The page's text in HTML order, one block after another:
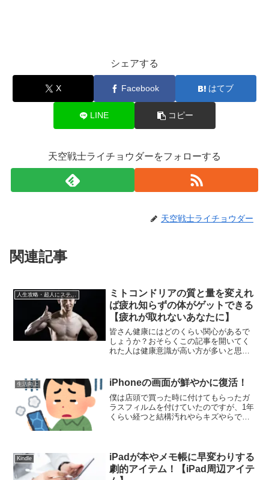
シェアする
X Facebook はてブ
LINE コピー
天空戦士ライチョウダーをフォローする
天空戦士ライチョウダー
関連記事
人生攻略・超人にステップアップ
ミトコンドリアの質と量を変えれ
ば疲れ知らずの体がゲットできる
【疲れが取れないあなたに】
皆さん健康にはどのくらい関心があるで
しょうか？おそらくこの記事を開いてく
れた人は健康意識が高い方が多いと思い
んはそういった場合抗生剤を出すことが
多いそうです…)などは最近の研究では炎
症が主な原因ではないかと考えられてい
ます。
生活向上 iPhoneの画面が鮮やかに復活！
僕は店頭で買った時に付けてもらったガ
ラスフィルムを付けていたのですが、1年
くらい経つと結構汚れやらキズやらで画
Kindle
iPadが本やメモ帳に早変わりする
劇的アイテム！【iPad周辺アイテ